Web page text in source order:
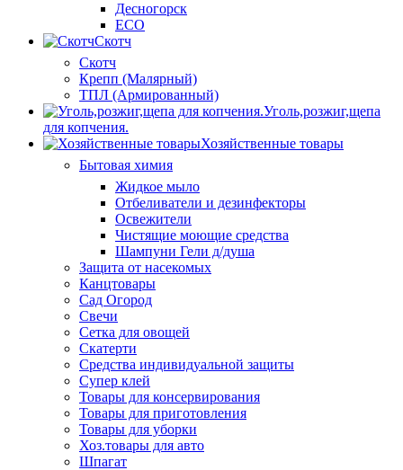
Десногорск
ECO
Скотч
Скотч
Крепп (Малярный)
ТПЛ (Армированный)
Уголь,розжиг,щепа
для копчения.
Хозяйственные товары
Бытовая химия
Жидкое мыло
Отбеливатели и дезинфекторы
Освежители
Чистящие моющие средства
Шампуни Гели д/душа
Защита от насекомых
Канцтовары
Сад Огород
Свечи
Сетка для овощей
Скатерти
Средства индивидуальной защиты
Супер клей
Товары для консервирования
Товары для приготовления
Товары для уборки
Хоз.товары для авто
Шпагат